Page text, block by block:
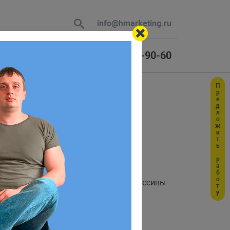
info@hmarketing.ru
+7 (925) 464-90-60
числа, строки. Но в PHP массивы
ответ
с учетом
Предложить работу